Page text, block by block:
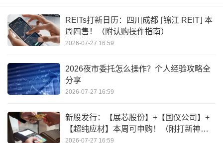
石油焦价格走势图 石油焦是什么东西
REITs打新日历：四川成都 ⌈锦江 REIT⌋ 本
周四售！（附认购操作指南）
2026-07-27 16:59
2026夜市委托怎么操作？个人经验攻略全
分享
2026-07-27 16:59
新股发行：【展芯股份】+【国仪公司】+
【超纯应材】本周可申购！（附打新神
器）
2026-07-27 16:59